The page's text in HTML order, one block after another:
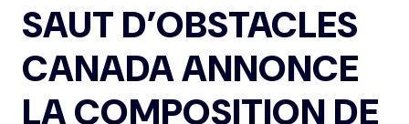
SAUT D’OBSTACLES
CANADA ANNONCE
LA COMPOSITION DE